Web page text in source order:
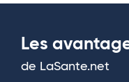
Les
de LaSante.net